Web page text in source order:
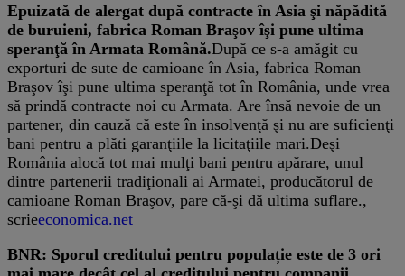
Epuizată de alergat după contracte în Asia şi năpădită
de buruieni, fabrica Roman Braşov îşi pune ultima
speranţă în Armata Română.După ce s-a amăgit cu
exporturi de sute de camioane în Asia, fabrica Roman
Braşov îşi pune ultima speranţă tot în România, unde vrea
să prindă contracte noi cu Armata. Are însă nevoie de un
partener, din cauză că este în insolvenţă şi nu are suficienţi
bani pentru a plăti garanţiile la licitaţiile mari.Deşi
România alocă tot mai mulţi bani pentru apărare, unul
dintre partenerii tradiţionali ai Armatei, producătorul de
camioane Roman Braşov, pare că-şi dă ultima suflare.,
scrieeconomica.net
BNR: Sporul creditului pentru populație este de 3 ori